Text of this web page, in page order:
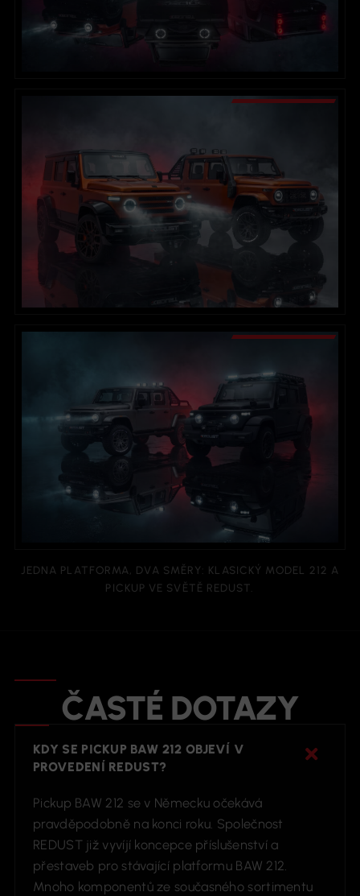
JEDNA PLATFORMA, DVA SMĚRY: KLASICKÝ MODEL 212 A
PICKUP VE SVĚTĚ REDUST.
ČASTÉ DOTAZY
KDY SE PICKUP BAW 212 OBJEVÍ V
PROVEDENÍ REDUST?
Pickup BAW 212 se v Německu očekává
pravděpodobně na konci roku. Společnost
REDUST již vyvíjí koncepce příslušenství a
přestaveb pro stávající platformu BAW 212.
Mnoho komponentů ze současného sortimentu